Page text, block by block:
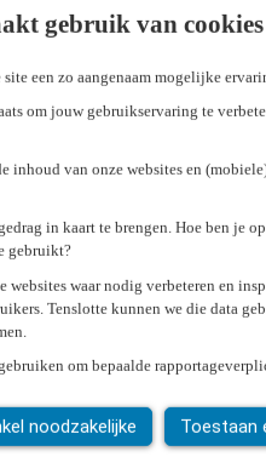
gebruik van cookies
een zo aangenaam mogelijke
om jouw gebruikservaring te
inhoud van onze websites en
in kaart te brengen. Hoe ben je
gebruikt?
waar nodig verbeteren en
Tenslotte kunnen we die data
om bepaalde
noodzakelijke Toestaan